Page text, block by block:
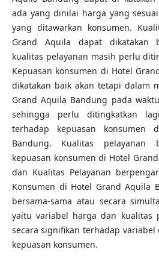
ada yang dinilai harga yang
yang ditawarkan konsumen.
Grand Aquila dapat dikatakan
kualitas pelayanan masih perlu
Kepuasan konsumen di Hotel
dikatakan baik akan tetapi dalam
Grand Aquila Bandung pada
sehingga perlu ditingkatkan
terhadap kepuasan konsumen
Bandung. Kualitas pelayanan
kepuasan konsumen di Hotel
dan Kualitas Pelayanan
Konsumen di Hotel Grand Aquila
bersama-sama atau secara
yaitu variabel harga dan kualitas
secara signifikan terhadap
kepuasan konsumen.